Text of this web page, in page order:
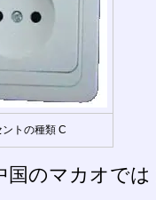
トの種類 C
国のマカオでは